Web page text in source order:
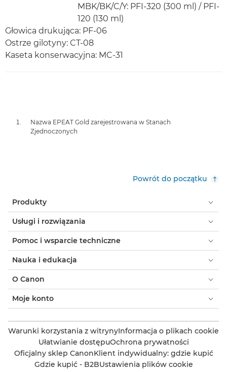
MBK/BK/C/Y: PFI-320 (300 ml) / PFI-
120 (130 ml)
Głowica drukująca: PF-06
Ostrze gilotyny: CT-08
Kaseta konserwacyjna: MC-31
Nazwa EPEAT Gold zarejestrowana w Stanach
Zjednoczonych
Powrót do początku
Produkty
Usługi i rozwiązania
Pomoc i wsparcie techniczne
Nauka i edukacja
O Canon
Moje konto
Warunki korzystania z witrynyInformacja o plikach cookie
Ułatwianie dostępuOchrona prywatności
Oficjalny sklep CanonKlient indywidualny: gdzie kupić
Gdzie kupić - B2BUstawienia plików cookie